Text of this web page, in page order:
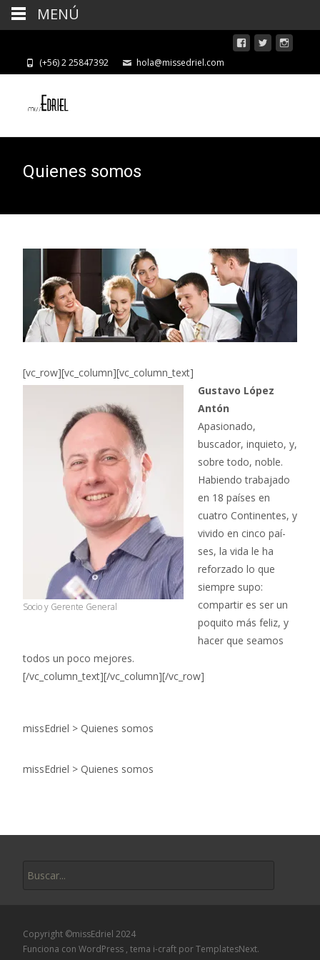
(+56) 2 25847392 hola@missedriel.com
Quienes somos
[vc_row][vc_column][vc_column_text]
Socio y Gerente General
Gustavo López
Antón
Apasionado,
buscador, inquieto, y,
sobre todo, noble.
Habiendo trabajado
en 18 paí­ses en
cuatro Continentes, y
vivido en cinco paí­
ses, la vida le ha
reforzado lo que
siempre supo:
compartir es ser un
poquito más feliz, y
hacer que seamos
todos un poco mejores.
[/vc_column_text][/vc_column][/vc_row]
missEdriel > Quienes somos
missEdriel > Quienes somos
Copyright ©missEdriel 2024
Funciona con WordPress , tema i-craft por TemplatesNext.
MENÚ